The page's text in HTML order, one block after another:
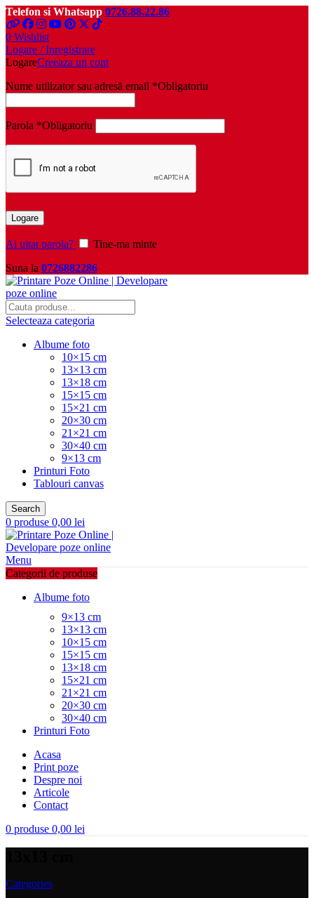
Telefon si Whatsapp 0726.88.22.86
0 Wishlist
Logare / Inregistrare
LogareCreeaza un cont
Nume utilizator sau adresă email *Obligatoriu
Parola *Obligatoriu
Logare
Ai uitat parola?
Tine-ma minte
Suna la 0726882286
Selecteaza categoria
Albume foto
10×15 cm
13×13 cm
13×18 cm
15×15 cm
15×21 cm
20×30 cm
21×21 cm
30×40 cm
9×13 cm
Printuri Foto
Tablouri canvas
Search
0 produse 0,00 lei
Menu
Categorii de produse
Albume foto
9×13 cm
13×13 cm
10×15 cm
15×15 cm
13×18 cm
15×21 cm
21×21 cm
20×30 cm
30×40 cm
Printuri Foto
Acasa
Print poze
Despre noi
Articole
Contact
0 produse 0,00 lei
Categories